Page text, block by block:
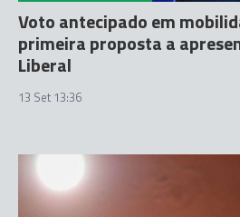
Voto antecipado em
primeira proposta a
Liberal
13 Set 13:36